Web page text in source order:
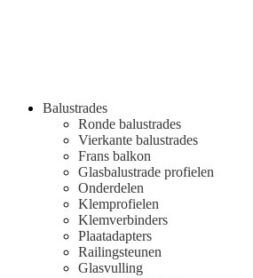
Balustrades
Ronde balustrades
Vierkante balustrades
Frans balkon
Glasbalustrade profielen
Onderdelen
Klemprofielen
Klemverbinders
Plaatadapters
Railingsteunen
Glasvulling